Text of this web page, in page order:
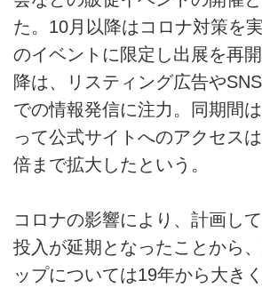
た。10月以降はコロナ対策を
のイベントに限定し出展を再
降は、リスティング広告や
での情報発信に注力。同期間
って公式サイトへのアクセス
倍まで拡大したという。
コロナの影響により、計画し
投入が延期となったことから
ップについては19年から大き